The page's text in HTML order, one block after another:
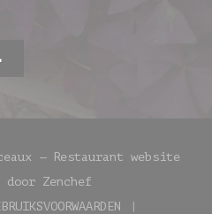
— Restaurant website
door Zenchef